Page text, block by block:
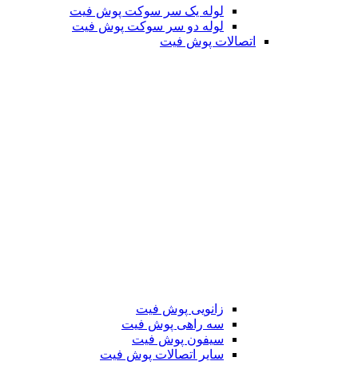
لوله یک سر سوکت پوش فیت
لوله دو سر سوکت پوش فیت
اتصالات پوش فیت
زانویی پوش فیت
سه راهی پوش فیت
سیفون پوش فیت
سایر اتصالات پوش فیت